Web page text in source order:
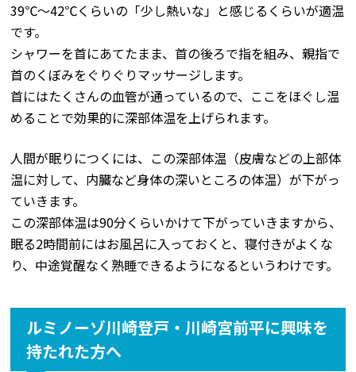
39℃〜42℃くらいの「少し熱いな」と感じるくらいが適温
です。
シャワーを首にあてたまま、首の後ろで指を組み、親指で
首のくぼみをぐりぐりマッサージします。
首にはたくさんの血管が通っているので、ここをほぐし温
めることで効果的に深部体温を上げられます。
人間が眠りにつくには、この深部体温（皮膚などの上部体
温に対して、内臓など身体の深いところの体温）が下がっ
ていきます。
この深部体温は90分くらいかけて下がっていきますから、
眠る2時間前にはお風呂に入っておくと、寝付きがよくな
り、中途覚醒なく熟睡できるようになるというわけです。
ルミノーゾ川崎登戸・川崎宮前平に興味を
持たれた方へ